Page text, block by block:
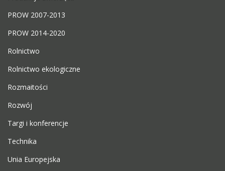
PROW 2007-2013
PROW 2014-2020
Rolnictwo
Rolnictwo ekologiczne
Rozmaitości
Rozwój
Targi i konferencje
Technika
Unia Europejska